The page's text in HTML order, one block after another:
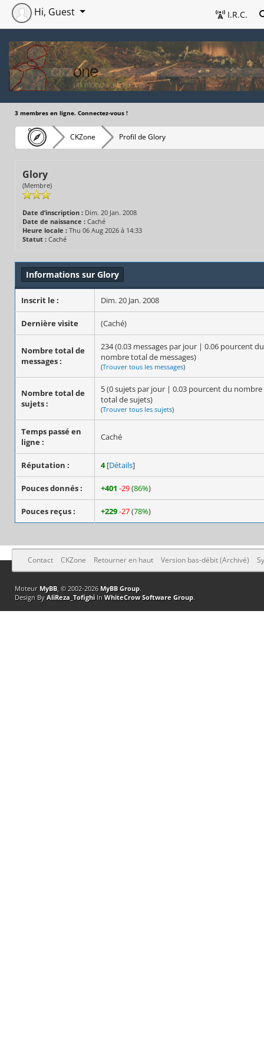
I.R.C.
Hi, Guest
3 membres en ligne. Connectez-vous !
CKZone Profil de Glory
Glory
(Membre)
Date d’inscription : Dim. 20 Jan. 2008
Date de naissance : Caché
Heure locale : Thu 06 Aug 2026 à 14:33
Statut : Caché
Informations sur Glory
Inscrit le : Dim. 20 Jan. 2008
Dernière visite (Caché)
Nombre total de
messages :
234 (0.03 messages par jour | 0.06 pourcent du
nombre total de messages)
(Trouver tous les messages)
Nombre total de
sujets :
5 (0 sujets par jour | 0.03 pourcent du nombre
total de sujets)
(Trouver tous les sujets)
Temps passé en
ligne :
Caché
Réputation : 4 [Détails]
Pouces donnés : +401 -29(86%)
Pouces reçus : +229-27(78%)
Contact CKZone Retourner en haut Version bas-débit (Archivé)
Moteur MyBB, © 2002-2026 MyBB Group.
Design By AliReza_TofighiIn WhiteCrow Software Group.